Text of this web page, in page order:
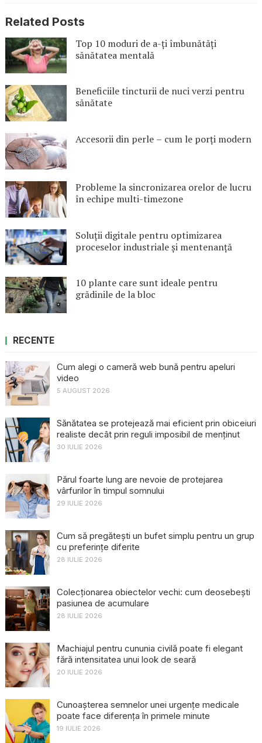
Related Posts
Top 10 moduri de a-ți îmbunătăți
sănătatea mentală
Beneficiile tincturii de nuci verzi pentru
sănătate
Accesorii din perle – cum le porți modern
Probleme la sincronizarea orelor de lucru
în echipe multi-timezone
Soluții digitale pentru optimizarea
proceselor industriale și mentenanță
10 plante care sunt ideale pentru
grădinile de la bloc
RECENTE
Cum alegi o cameră web bună pentru apeluri
video
5 AUGUST 2026
Sănătatea se protejează mai eficient prin obiceiuri
realiste decât prin reguli imposibil de menținut
30 IULIE 2026
Părul foarte lung are nevoie de protejarea
vârfurilor în timpul somnului
29 IULIE 2026
Cum să pregătești un bufet simplu pentru un grup
cu preferințe diferite
28 IULIE 2026
Colecționarea obiectelor vechi: cum deosebești
pasiunea de acumulare
28 IULIE 2026
Machiajul pentru cununia civilă poate fi elegant
fără intensitatea unui look de seară
20 IULIE 2026
Cunoașterea semnelor unei urgențe medicale
poate face diferența în primele minute
19 IULIE 2026